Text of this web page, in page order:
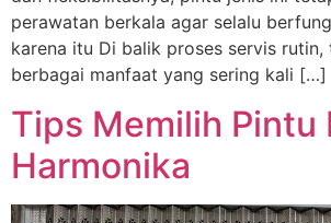
perawatan berkala agar selalu
karena itu Di balik proses servis rutin,
berbagai manfaat yang sering kali […]
Tips Memilih Pintu
Harmonika